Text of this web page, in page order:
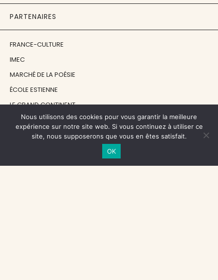
PARTENAIRES
FRANCE-CULTURE
IMEC
MARCHÉ DE LA POÉSIE
ÉCOLE ESTIENNE
LE GRAND CONTINENT
DIACRITIK
EN ATTENDANT NADEAU
NOS SOUTIENS
Nous utilisons des cookies pour vous garantir la meilleure
expérience sur notre site web. Si vous continuez à utiliser ce
site, nous supposerons que vous en êtes satisfait.
OK